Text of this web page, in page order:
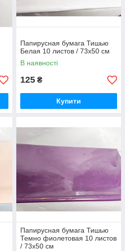
Папирусная бумага Тишью
Белая 10 листов / 73x50 см
В наявності
125 ₴
Купити
Папирусная бумага Тишью
Темно фиолетовая 10 листов
/ 73x50 см